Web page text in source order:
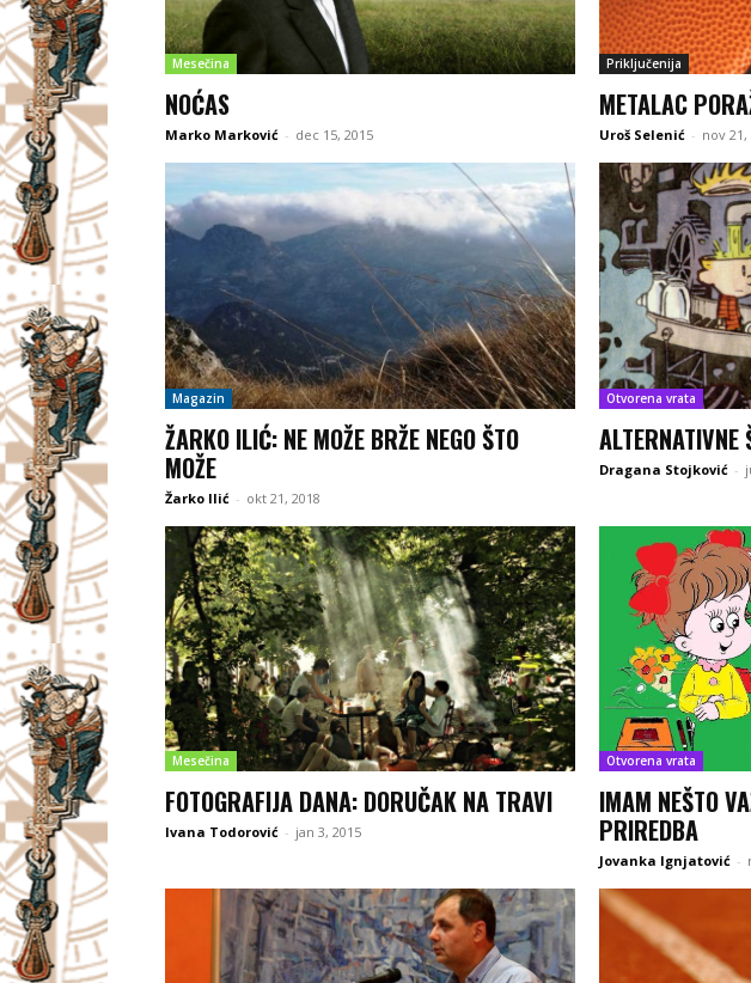
Mesečina
NOĆAS
Marko Marković - dec 15, 2015
Priključenija
METALAC
Uroš Selenić - nov 21,
Magazin
ŽARKO ILIĆ: NE MOŽE BRŽE NEGO ŠTO
MOŽE
Žarko Ilić - okt 21, 2018
Otvorena vrata
ALTERNATIVNE
Dragana Stojković -
Mesečina
FOTOGRAFIJA DANA: DORUČAK NA TRAVI
Ivana Todorović - jan 3, 2015
Otvorena vrata
IMAM NEŠTO
PRIREDBA
Jovanka Ignjatović -